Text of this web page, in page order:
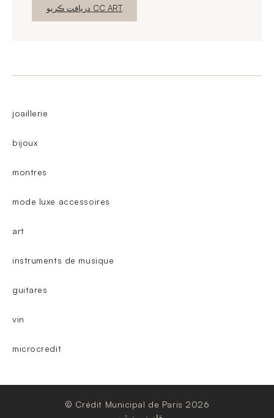
نئين ونڊو دريافت ڪريو CC ART
joaillerie
bijoux
montres
mode luxe accessoires
art
instruments de musique
guitares
vin
microcredit
© Crédit Municipal de Paris 2026